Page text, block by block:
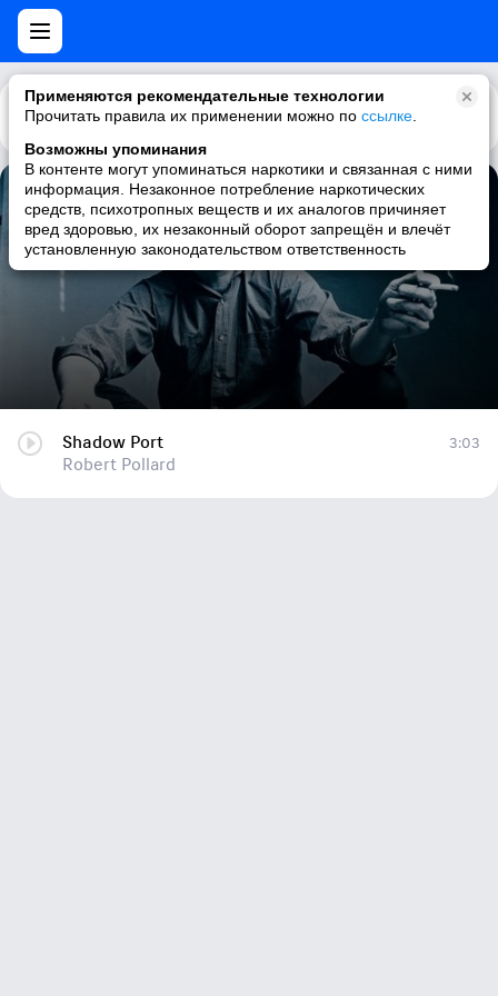
Применяются рекомендательные технологии
Прочитать правила их применении можно по ссылке
Возможны упоминания
В контенте могут упоминаться наркотики и связанная с ними
информация. Незаконное потребление наркотических
средств, психотропных веществ и их аналогов причиняет
вред здоровью, их незаконный оборот запрещён и влечёт
установленную законодательством ответственность
Каталог Рекомендации
Shadow Port
Robert Pollard
Shadow Port
Robert Pollard
3:03